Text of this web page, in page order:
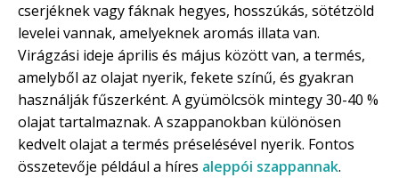
cserjéknek vagy fáknak hegyes, hosszúkás, sötétzöld
levelei vannak, amelyeknek aromás illata van.
Virágzási ideje április és május között van, a termés,
amelyből az olajat nyerik, fekete színű, és gyakran
használják fűszerként. A gyümölcsök mintegy 30-40 %
olajat tartalmaznak. A szappanokban különösen
kedvelt olajat a termés préselésével nyerik. Fontos
összetevője például a híres aleppói szappannak.